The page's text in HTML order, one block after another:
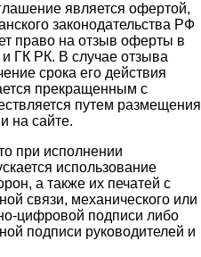
является офертой,
законодательства РФ
право на отзыв оферты в
ГК РК. В случае отзыва
срока его действия
прекращенным с
путем размещения
на сайте.
при исполнении
использование
а также их печатей с
связи, механического или
цифровой подписи либо
подписи руководителей и